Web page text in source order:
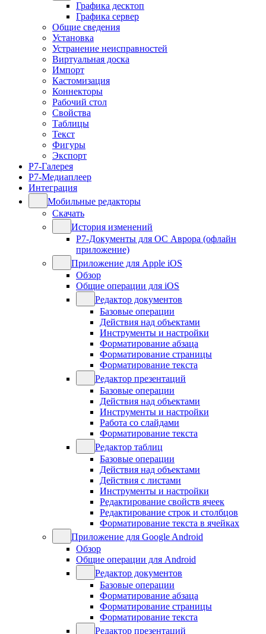
Графика десктоп
Графика сервер
Общие сведения
Установка
Устранение неисправностей
Виртуальная доска
Импорт
Кастомизация
Коннекторы
Рабочий стол
Свойства
Таблицы
Текст
Фигуры
Экспорт
Р7-Галерея
Р7-Медиаплеер
Интеграция
Мобильные редакторы
Скачать
История изменений
Р7-Документы для ОС Аврора (офлайн
приложение)
Приложение для Apple iOS
Обзор
Общие операции для iOS
Редактор документов
Базовые операции
Действия над объектами
Инструменты и настройки
Форматирование абзаца
Форматирование страницы
Форматирование текста
Редактор презентаций
Базовые операции
Действия над объектами
Инструменты и настройки
Работа со слайдами
Форматирование текста
Редактор таблиц
Базовые операции
Действия над объектами
Действия с листами
Инструменты и настройки
Редактирование свойств ячеек
Редактирование строк и столбцов
Форматирование текста в ячейках
Приложение для Google Android
Обзор
Общие операции для Android
Редактор документов
Базовые операции
Форматирование абзаца
Форматирование страницы
Форматирование текста
Редактор презентаций